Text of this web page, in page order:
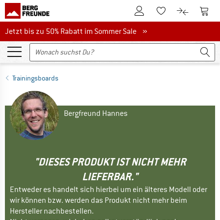
Zum KundenkontoZum Merkzettel.
Zum Zum
Jetzt bis zu 50% Rabatt im Sommer Sale
Jetzt bis zu 50% Rabatt im Sommer Sale »
Trainingsboards
Bergfreund Hannes
"DIESES PRODUKT IST NICHT MEHR
LIEFERBAR."
Entweder es handelt sich hierbei um ein älteres Modell oder
wir können bzw. werden das Produkt nicht mehr beim
Hersteller nachbestellen.